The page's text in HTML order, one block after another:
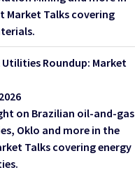
Market Talks covering
Utilities Roundup: Market
on Brazilian oil-and-gas
Oklo and more in the
Talks covering energy